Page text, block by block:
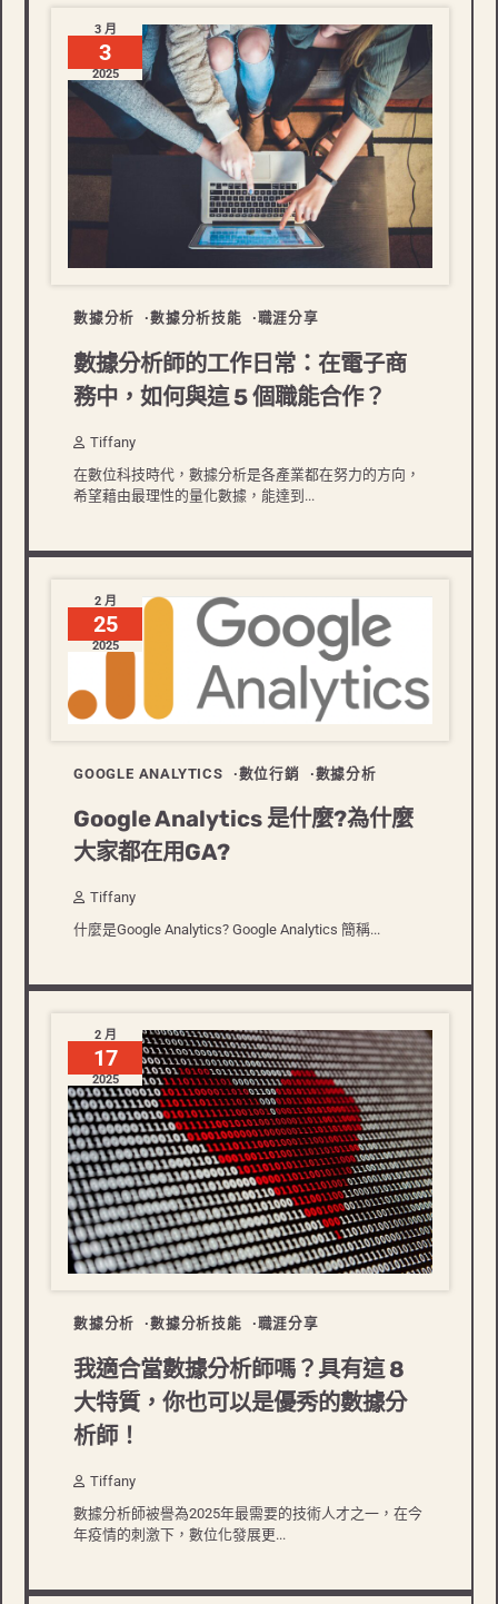
3 月
3
2025
數據分析 數據分析技能 職涯分享
數據分析師的工作日常：在電子商
務中，如何與這 5 個職能合作？
Tiffany
在數位科技時代，數據分析是各產業都在努力的方向，
希望藉由最理性的量化數據，能達到...
2 月
25
2025
GOOGLE ANALYTICS 數位行銷 數據分析
Google Analytics 是什麼?為什麼
大家都在用GA?
Tiffany
什麼是Google Analytics? Google Analytics 簡稱...
2 月
17
2025
數據分析 數據分析技能 職涯分享
我適合當數據分析師嗎？具有這 8
大特質，你也可以是優秀的數據分
析師！
Tiffany
數據分析師被譽為2025年最需要的技術人才之一，在今
年疫情的刺激下，數位化發展更...